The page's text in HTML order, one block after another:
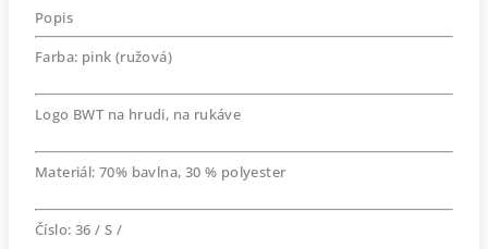
Popis
Farba: pink (ružová)
Logo BWT na hrudi, na rukáve
Materiál: 70% bavlna, 30 % polyester
Číslo: 36 / S /